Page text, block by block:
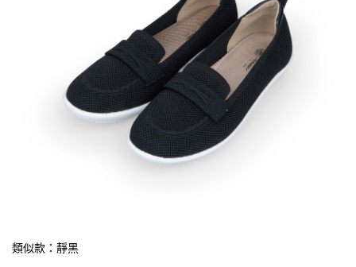
類似款：靜黑